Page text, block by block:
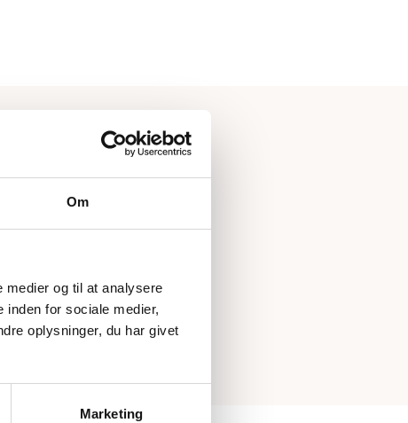
Om
medier og til at analysere
for sociale medier,
oplysninger, du har givet
Marketing